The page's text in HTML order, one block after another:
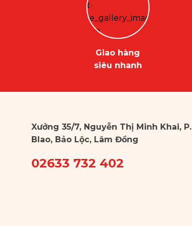
Giao hàng
siêu nhanh
Xưởng 35/7, Nguyễn Thị Minh Khai, P.
Blao, Bảo Lộc, Lâm Đồng
02633 732 402